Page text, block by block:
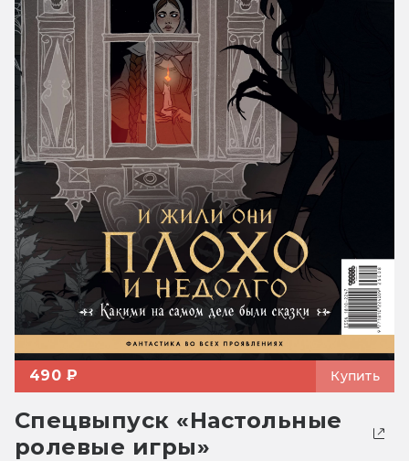
490 ₽ Купить
Спецвыпуск «Настольные
ролевые игры»